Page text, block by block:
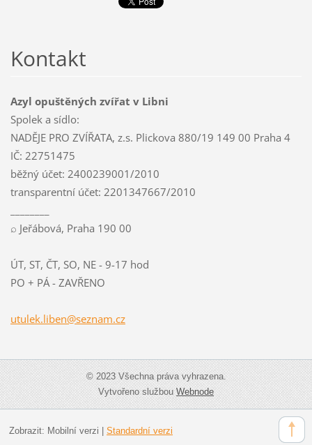
Kontakt
Azyl opuštěných zvířat v Libni
Spolek a sídlo:
NADĚJE PRO ZVÍŘATA, z.s. Plickova 880/19 149 00 Praha 4
IČ: 22751475
běžný účet: 2400239001/2010
transparentní účet: 2201347667/2010
⌕ Jeřábová, Praha 190 00
ÚT, ST, ČT, SO, NE - 9-17 hod
PO + PÁ - ZAVŘENO
utulek.liben@seznam.cz
© 2023 Všechna práva vyhrazena.
Vytvořeno službouWebnode
Zobrazit: Mobilní verzi Standardní verzi